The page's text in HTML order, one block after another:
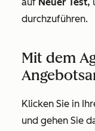
durchzuführen.
Mit dem
Klicken Sie in
und gehen Sie